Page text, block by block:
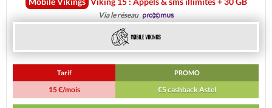
Via le réseau
Tarif
15 €/mois
PROMO
€5 cashback Astel